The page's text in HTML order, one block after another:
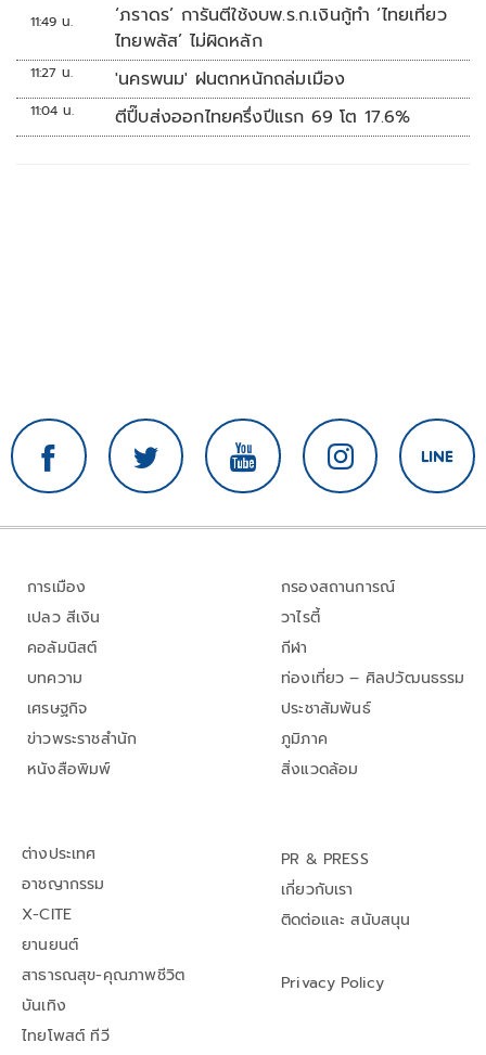
11:49 น.
‘ภราดร’ การันตีใช้งบพ.ร.ก.เงินกู้ทำ ‘ไทยเที่ยว
ไทยพลัส’ ไม่ผิดหลัก
11:27 น. 'นครพนม' ฝนตกหนักถล่มเมือง
11:04 น. ตีปี๊บส่งออกไทยครึ่งปีแรก 69 โต 17.6%
การเมือง
เปลว สีเงิน
คอลัมนิสต์
บทความ
เศรษฐกิจ
ข่าวพระราชสำนัก
หนังสือพิมพ์
กรองสถานการณ์
วาไรตี้
กีฬา
ท่องเที่ยว – ศิลปวัฒนธรรม
ประชาสัมพันธ์
ภูมิภาค
สิ่งแวดล้อม
ต่างประเทศ
อาชญากรรม
X-CITE
ยานยนต์
สาธารณสุข-คุณภาพชีวิต
บันเทิง
ไทยโพสต์ ทีวี
PR & PRESS
เกี่ยวกับเรา
ติดต่อและ สนับสนุน
Privacy Policy